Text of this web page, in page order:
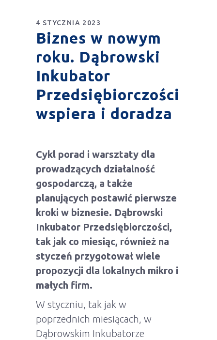
4 STYCZNIA 2023
Biznes w nowym
roku. Dąbrowski
Inkubator
Przedsiębiorczości
wspiera i doradza
Cykl porad i warsztaty dla
prowadzących działalność
gospodarczą, a także
planujących postawić pierwsze
kroki w biznesie. Dąbrowski
Inkubator Przedsiębiorczości,
tak jak co miesiąc, również na
styczeń przygotował wiele
propozycji dla lokalnych mikro i
małych firm.
W styczniu, tak jak w
poprzednich miesiącach, w
Dąbrowskim Inkubatorze